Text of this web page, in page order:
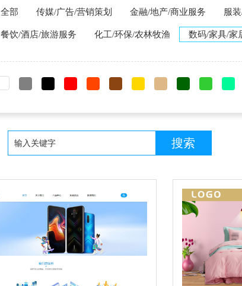
全部 传媒/广告/营销策划 金融/地产/商业服务 服
餐饮/酒店/旅游服务 化工/环保/农林牧渔 数码/家具/家